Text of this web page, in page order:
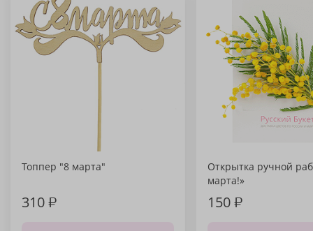
Топпер "8 марта"
310₽
Открытка ручной
марта!»
150₽